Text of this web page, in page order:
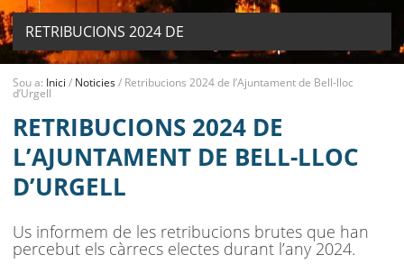
RETRIBUCIONS 2024 DE
L’AJUNTAMENT DE BELL-LLOC
D’URGELL
AJUNTAMENT
MUNICIPI
SEU ELECTRÒNICA
BELL-LLOC SOLUCIONA
Sou a: Inici / Noticies/ Retribucions 2024 de l’Ajuntament de Bell-lloc
d’Urgell
RETRIBUCIONS 2024 DE
L’AJUNTAMENT DE BELL-LLOC
D’URGELL
Us informem de les retribucions brutes que han
percebut els càrrecs electes durant l’any 2024.